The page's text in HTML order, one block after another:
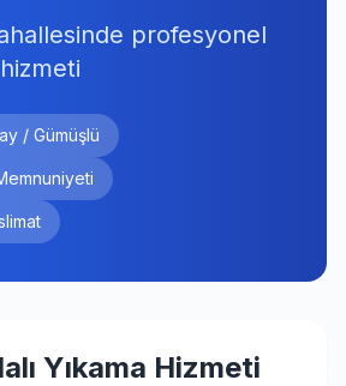
profesyonel
/ Gümüşlü
Yıkama Hizmeti